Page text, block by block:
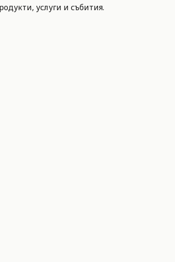
услуги и събития.